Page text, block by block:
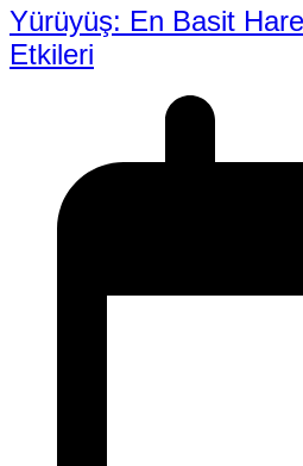
Yürüyüş: En Basit
Etkileri